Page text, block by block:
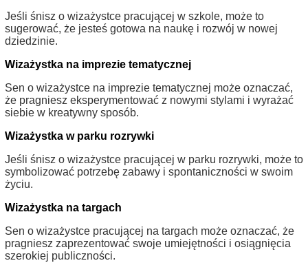
Jeśli śnisz o wizażystce pracującej w szkole, może to
sugerować, że jesteś gotowa na naukę i rozwój w nowej
dziedzinie.
Wizażystka na imprezie tematycznej
Sen o wizażystce na imprezie tematycznej może oznaczać,
że pragniesz eksperymentować z nowymi stylami i wyrażać
siebie w kreatywny sposób.
Wizażystka w parku rozrywki
Jeśli śnisz o wizażystce pracującej w parku rozrywki, może to
symbolizować potrzebę zabawy i spontaniczności w swoim
życiu.
Wizażystka na targach
Sen o wizażystce pracującej na targach może oznaczać, że
pragniesz zaprezentować swoje umiejętności i osiągnięcia
szerokiej publiczności.